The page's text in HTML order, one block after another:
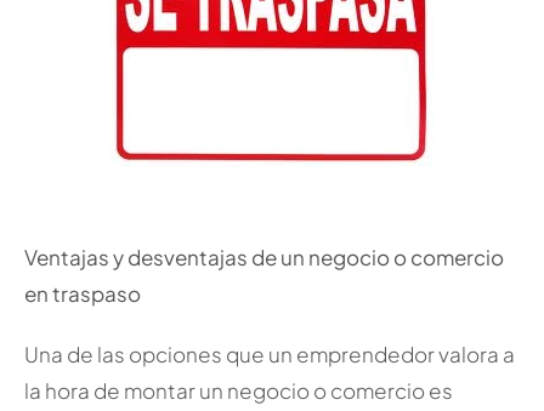
Ventajas y desventajas de un negocio o comercio
en traspaso
Una de las opciones que un emprendedor valora a
la hora de montar un negocio o comercio es